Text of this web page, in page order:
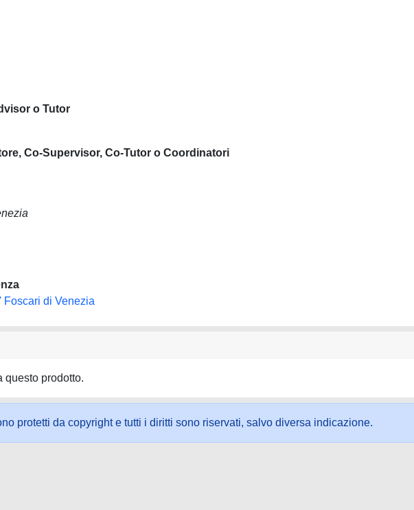
o Tutor
Co-Supervisor, Co-Tutor o Coordinatori
di Venezia
questo prodotto.
protetti da copyright e tutti i diritti sono riservati, salvo diversa indicazione.